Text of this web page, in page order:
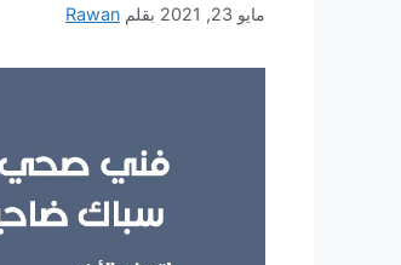
مايو 23, 2021 بقلم Rawan